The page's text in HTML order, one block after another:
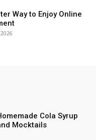
Way to Enjoy Online
Cola Syrup
Mocktails